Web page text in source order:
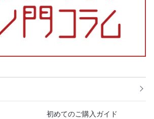
初めてのご購入ガイド